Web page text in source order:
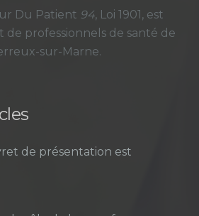
Du Patient 94, Loi 1901, est
professionnels de santé de
sur-Marne.
de présentation est